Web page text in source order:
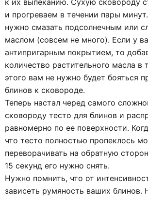
к их выпеканию. Сухую сковороду
и прогреваем в течении пары
нужно смазать подсолнечным или
маслом (совсем не много). Если у
антипригарным покрытием, то
количество растительного масла в
этого вам не нужно будет бояться
блинов к сковороде.
Теперь настал черед самого
сковороду тесто для блинов и
равномерно по ее поверхности.
что тесто полностью пропеклось
переворачивать на обратную
15 секунд его нужно снять.
Нужно помнить, что от
зависеть румяность ваших блинов.